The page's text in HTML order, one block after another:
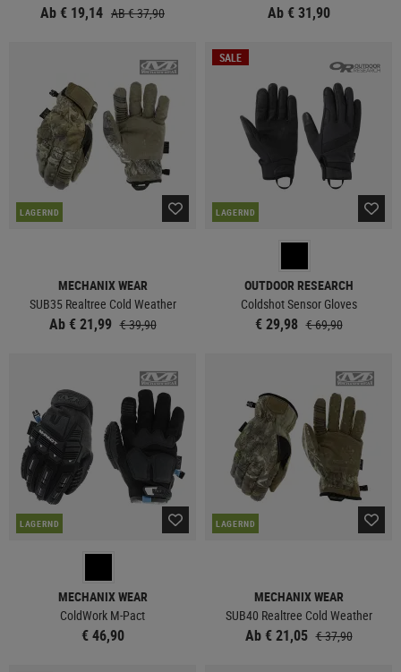
Ab € 19,14 AB € 37,90 Ab € 31,90
LAGERND
MECHANIX WEAR
SUB35 Realtree Cold Weather
Ab € 21,99 € 39,90
SALE
LAGERND
OUTDOOR RESEARCH
Coldshot Sensor Gloves
€ 29,98 € 69,90
LAGERND
MECHANIX WEAR
ColdWork M-Pact
€ 46,90
LAGERND
MECHANIX WEAR
SUB40 Realtree Cold Weather
Ab € 21,05 € 37,90